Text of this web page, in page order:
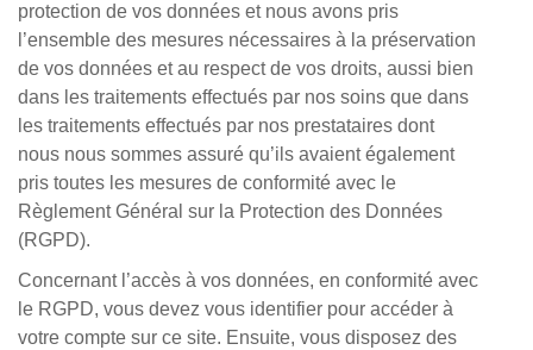
protection de vos données et nous avons pris
l’ensemble des mesures nécessaires à la préservation
de vos données et au respect de vos droits, aussi bien
dans les traitements effectués par nos soins que dans
les traitements effectués par nos prestataires dont
nous nous sommes assuré qu’ils avaient également
pris toutes les mesures de conformité avec le
Règlement Général sur la Protection des Données
(RGPD).
Concernant l’accès à vos données, en conformité avec
le RGPD, vous devez vous identifier pour accéder à
votre compte sur ce site. Ensuite, vous disposez des